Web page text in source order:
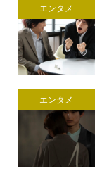
エンタメ
エンタメ